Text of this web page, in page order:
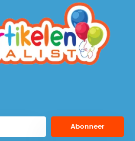
Abonneer